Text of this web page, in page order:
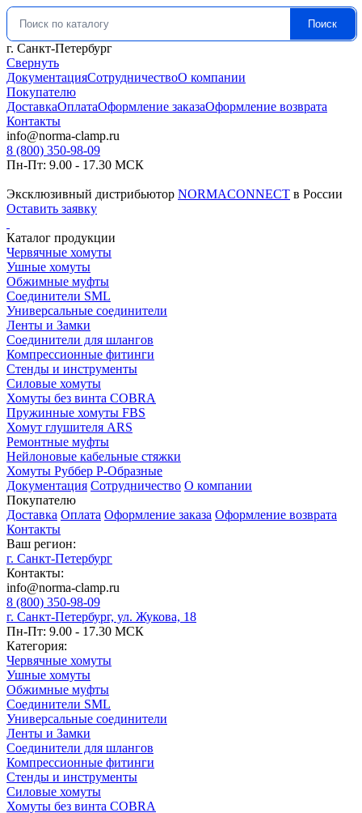
Искать: Поиск
г. Санкт-Петербург
Свернуть
ДокументацияСотрудничествоО компании
Покупателю
ДоставкаОплатаОформление заказаОформление возврата
Контакты
info@norma-clamp.ru
8 (800) 350-98-09
Пн-Пт: 9.00 - 17.30 МСК
Эксклюзивный дистрибьютор NORMACONNECT в России
Оставить заявку
Каталог продукции
Червячные хомуты
Ушные хомуты
Обжимные муфты
Соединители SML
Универсальные соединители
Ленты и Замки
Соединители для шлангов
Компрессионные фитинги
Стенды и инструменты
Силовые хомуты
Хомуты без винта COBRA
Пружинные хомуты FBS
Хомут глушителя ARS
Ремонтные муфты
Нейлоновые кабельные стяжки
Хомуты Руббер Р-Образные
Документация Сотрудничество О компании
Покупателю
Доставка Оплата Оформление заказа Оформление возврата
Контакты
Ваш регион:
г. Санкт-Петербург
Контакты:
info@norma-clamp.ru
8 (800) 350-98-09
г. Санкт-Петербург, ул. Жукова, 18
Пн-Пт: 9.00 - 17.30 МСК
Категория:
Червячные хомуты
Ушные хомуты
Обжимные муфты
Соединители SML
Универсальные соединители
Ленты и Замки
Соединители для шлангов
Компрессионные фитинги
Стенды и инструменты
Силовые хомуты
Хомуты без винта COBRA